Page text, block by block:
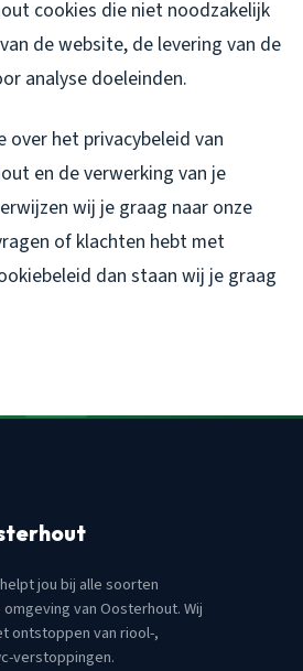
cookies die niet noodzakelijk
de website, de levering van de
analyse doeleinden.
het privacybeleid van
en de verwerking van je
wij je graag naar onze
of klachten hebt met
dan staan wij je graag
jou bij alle soorten
van Oosterhout. Wij
ontstoppen van riool-,
verstoppingen.